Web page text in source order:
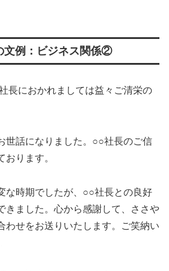
文例：ビジネス関係②
におかれましては益々ご清栄の
世話になりました。○○社長のご信
おります。
な時期でしたが、○○社長との良好
きました。心から感謝して、ささや
わせをお送りいたします。ご笑納い